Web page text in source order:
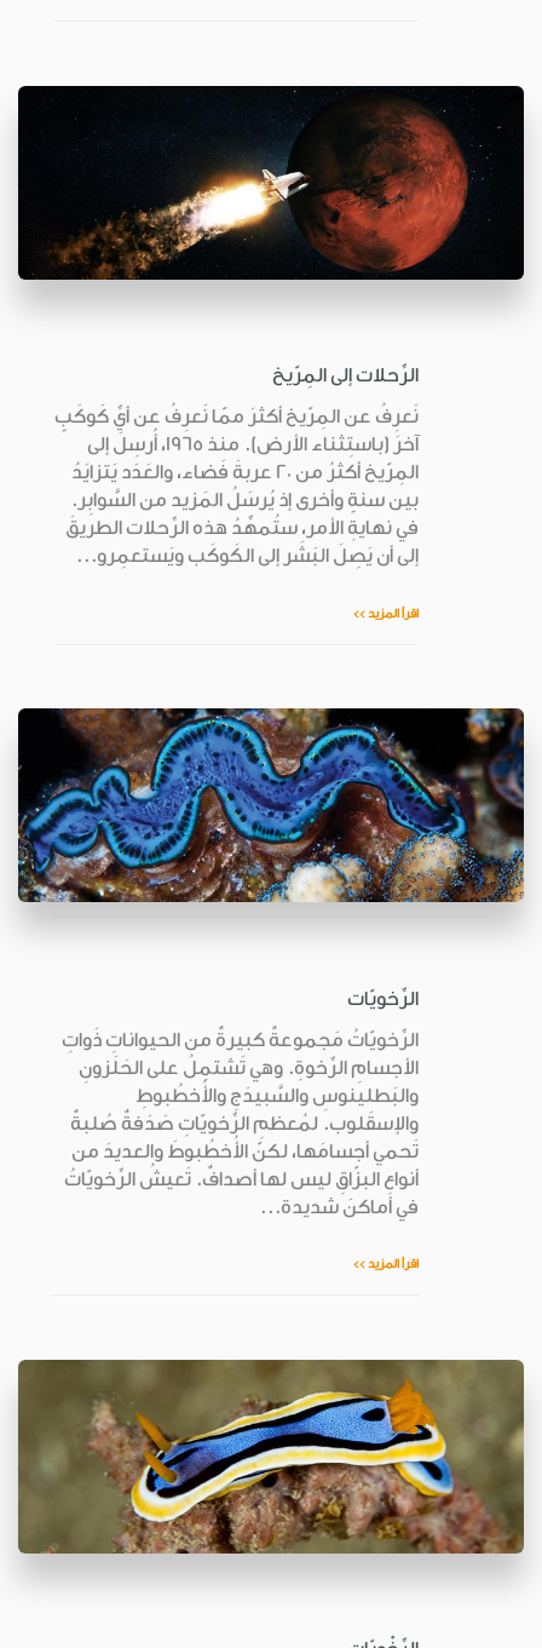
الرِّحلات إلى المِرّيخ
نَعرِفُ عن المِرّيخ أكثرَ ممّا نَعرِفُ عن أيِّ كَوكَبٍ
آخرَ (باستِثناء الأرض). منذ 1965، أُرسِلَ إلى
المِرّيخ أكثرُ من 20 عربةَ فَضاء، والعَدَد يَتزايَدُ
بين سنةٍ وأخرى إذ يُرسَلُ المَزيد من السَّوابِر.
في نهايةِ الأمر، ستُمهِّدُ هذه الرِّحلات الطريقَ
إلى أن يَصِلَ البَشَر إلى الكَوكَب ويَستعمِرو...
اقرأ المزيد >>
الرِّخويّات
الرِّخويّاتُ مَجموعةٌ كبيرةٌ من الحيواناتِ ذَواتِ
الأجسامِ الرِّخوةِ. وهي تَشتمِلُ على الحَلَزونِ
والبَطلينوسِ والسَّبيدَجِ والأُخطُبوطِ
والإسقَلوب. لمُعظمِ الرِّخويّاتِ صَدَفةٌ صُلبةٌ
تَحمي أجسامَها، لكنّ الأُخطُبوطَ والعديدَ من
أنواعِ البزّاقِ ليس لها أصدافٌ. تَعيشُ الرِّخويّاتُ
في أماكنَ شديدة...
اقرأ المزيد >>